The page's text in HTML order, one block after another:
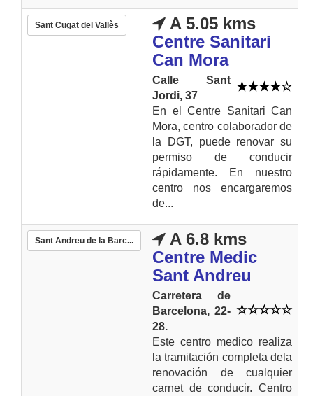
Sant Cugat del Vallès
A 5.05 kms
Centre Sanitari
Can Mora
Calle Sant
Jordi, 37
En el Centre Sanitari Can
Mora, centro colaborador de
la DGT, puede renovar su
permiso de conducir
rápidamente. En nuestro
centro nos encargaremos
de...
Sant Andreu de la Barc...
A 6.8 kms
Centre Medic
Sant Andreu
Carretera de
Barcelona, 22-
28.
Este centro medico realiza
la tramitación completa dela
renovación de cualquier
carnet de conducir. Centro